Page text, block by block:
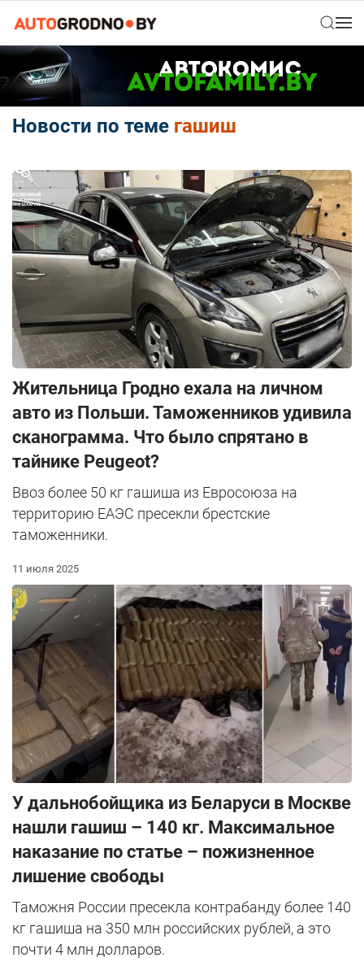
Новости по теме гашиш
Жительница Гродно ехала на личном
авто из Польши. Таможенников удивила
сканограмма. Что было спрятано в
тайнике Peugeot?
Ввоз более 50 кг гашиша из Евросоюза на
территорию ЕАЭС пресекли брестские
таможенники.
11 июля 2025
У дальнобойщика из Беларуси в Москве
нашли гашиш – 140 кг. Максимальное
наказание по статье – пожизненное
лишение свободы
Таможня России пресекла контрабанду более 140
кг гашиша на 350 млн российских рублей, а это
почти 4 млн долларов.